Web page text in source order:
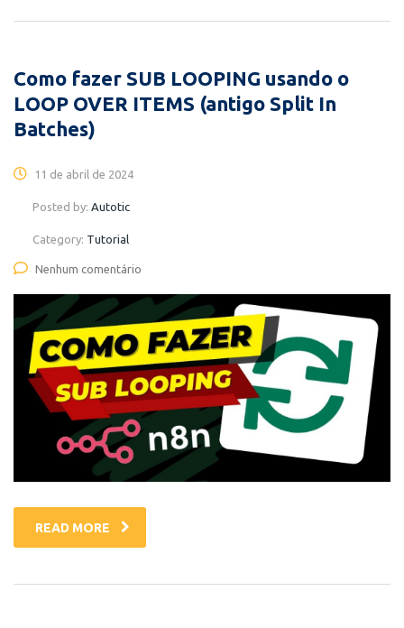
Como fazer SUB LOOPING usando o
LOOP OVER ITEMS (antigo Split In
Batches)
11 de abril de 2024
Posted by: Autotic
Category: Tutorial
Nenhum comentário
READ MORE